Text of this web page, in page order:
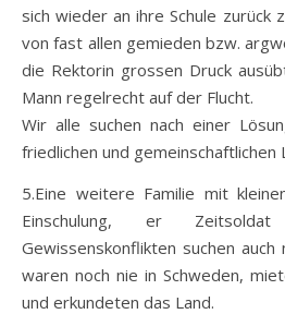
sich wieder an ihre Schule zurück
von fast allen gemieden bzw.
die Rektorin grossen Druck
Mann regelrecht auf der Flucht.
Wir alle suchen nach einer
friedlichen und gemeinschaftlichen
5.Eine weitere Familie mit
Einschulung, er
Gewissenskonflikten suchen auch
waren noch nie in Schweden,
und erkundeten das Land.